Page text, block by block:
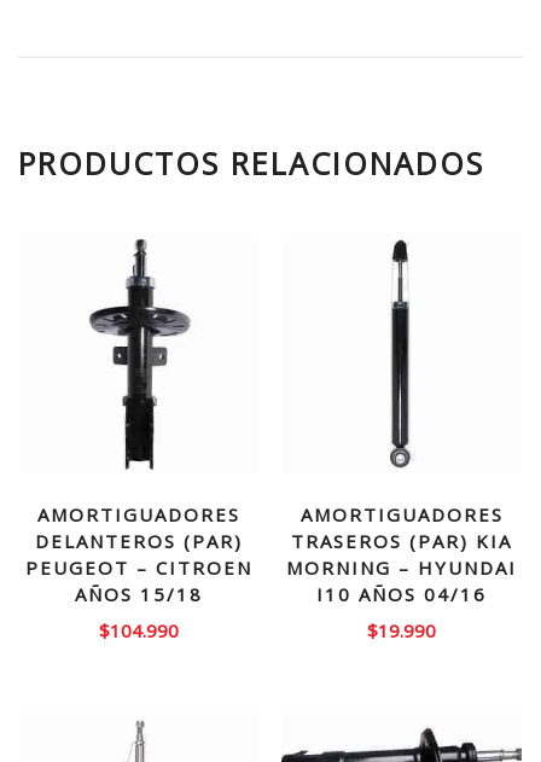
PRODUCTOS RELACIONADOS
AMORTIGUADORES
DELANTEROS (PAR)
PEUGEOT – CITROEN
AÑOS 15/18
$104.990
AMORTIGUADORES
TRASEROS (PAR) KIA
MORNING – HYUNDAI
I10 AÑOS 04/16
$19.990